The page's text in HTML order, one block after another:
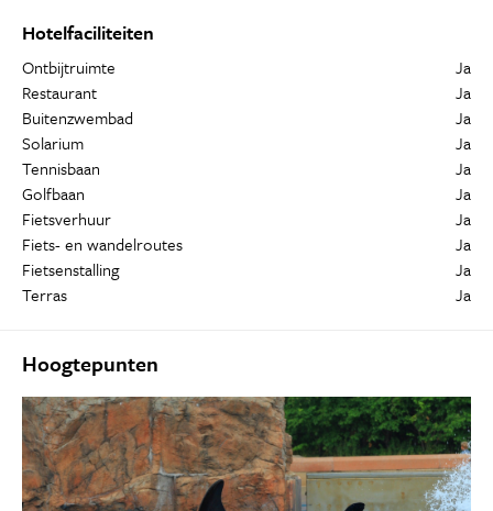
Hotelfaciliteiten
Ontbijtruimte
Ja
Restaurant
Ja
Buitenzwembad
Ja
Solarium
Ja
Tennisbaan
Ja
Golfbaan
Ja
Fietsverhuur
Ja
Fiets- en wandelroutes
Ja
Fietsenstalling
Ja
Terras
Ja
Hoogtepunten